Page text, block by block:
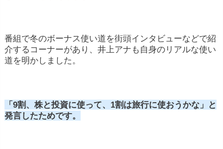
番組で冬のボーナス使い道を街頭インタビューなどで紹
介するコーナーがあり、井上アナも自身のリアルな使い
道を明かしました。
「9割、株と投資に使って、1割は旅行に使おうかな」と
発言したためです。